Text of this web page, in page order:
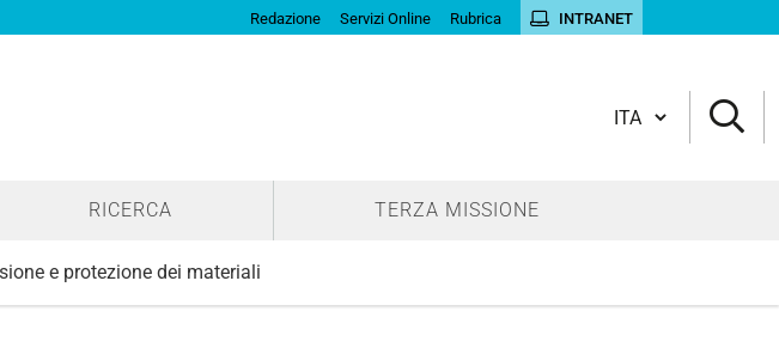
Redazione Servizi Online Rubrica INTRANET
Cambia lingua
RICERCA TERZA MISSIONE
e protezione dei materiali